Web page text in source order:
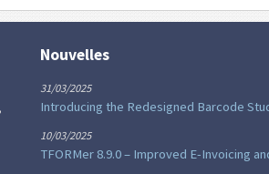
,
Nouvelles
31/03/2025
Introducing the Redesigned Barcode
10/03/2025
TFORMer 8.9.0 – Improved E-Invoicing